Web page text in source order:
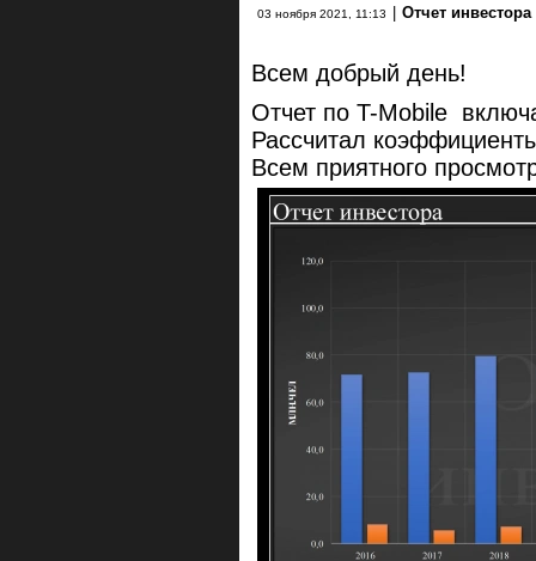
03 ноября 2021, 11:13 Отчет инвестора
Всем добрый день!
Отчет по T-Mobile
Рассчитал
Всем приятного